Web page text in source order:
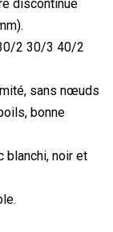
discontinue
2 30/3 40/2
sans nœuds
bonne
blanchi, noir et